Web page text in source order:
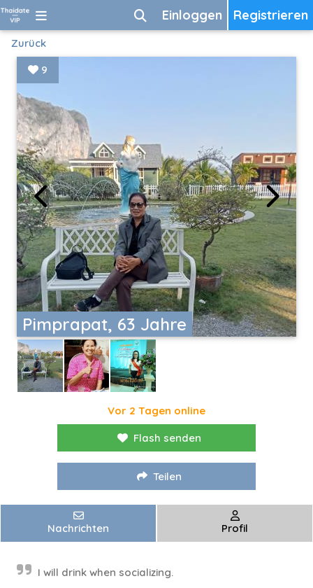
Registrieren
Einloggen
Zurück
Pimprapat, 63 Jahre
9
Vor 2 Tagen online
Flash senden
Teilen
Nachrichten Profil
I will drink when socializing.